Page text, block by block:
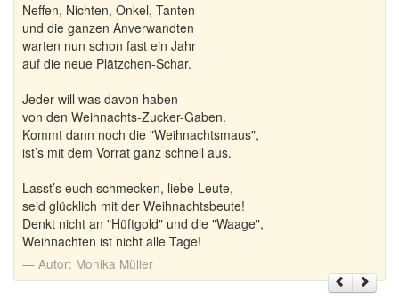
Neffen, Nichten, Onkel, Tanten
und die ganzen Anverwandten
warten nun schon fast ein Jahr
auf die neue Plätzchen-Schar.
Jeder will was davon haben
von den Weihnachts-Zucker-Gaben.
Kommt dann noch die "Weihnachtsmaus",
ist’s mit dem Vorrat ganz schnell aus.
Lasst’s euch schmecken, liebe Leute,
seid glücklich mit der Weihnachtsbeute!
Denkt nicht an "Hüftgold" und die "Waage",
Weihnachten ist nicht alle Tage!
Autor: Monika Müller